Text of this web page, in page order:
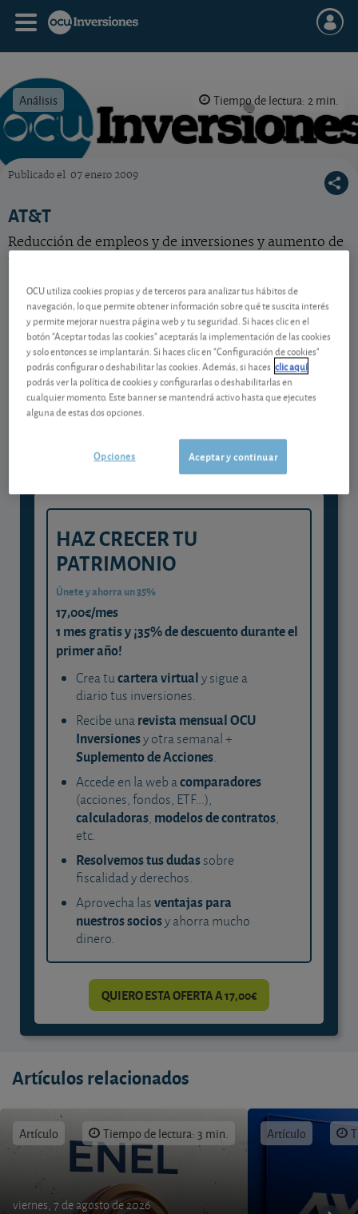
Análisis Tiempo de lectura: 2 min.
Publicado el 07 enero 2009
AT&T
Reducción de empleos y de inversiones y aumento de
Contenido reservado a SOCIOS
Gestiona tu dinero con visión
experta
para ti
HAZ CRECER TU
PATRIMONIO
Únete y ahorra un 35%
17,00€/mes
1 mes gratis y ¡35% de descuento durante el
primer año!
Crea tucartera virtualy sigue a
diario tus inversiones.
Recibe unarevista mensual OCU
Inversionesy otra semanal +
Suplemento de Acciones.
Accede en la web acomparadores
(acciones, fondos, ETF...),
calculadoras, modelos de contratos,
etc.
Resolvemos tus dudassobre
fiscalidad y derechos.
Aprovecha lasventajas para
nuestros sociosy ahorra mucho
dinero.
QUIERO ESTA OFERTA A 17,00€
Artículos relacionados
Artículo Tiempo de lectura: 3 min.
viernes, 7 de agosto de 2026
Artículo
OCU utiliza cookies propias y de terceros para analizar tus hábitos de
navegación, lo que permite obtener información sobre qué te suscita interés
y permite mejorar nuestra página web y tu seguridad. Si haces clic en el
botón "Aceptar todas las cookies" aceptarás la implementación de las cookies
y solo entonces se implantarán. Si haces clic en "Configuración de cookies"
podrás configurar o deshabilitar las cookies. Además, si haces clic aquí
podrás ver la política de cookies y configurarlas o deshabilitarlas en
cualquier momento. Este banner se mantendrá activo hasta que ejecutes
alguna de estas dos opciones.
Aceptar y continuar
Opciones